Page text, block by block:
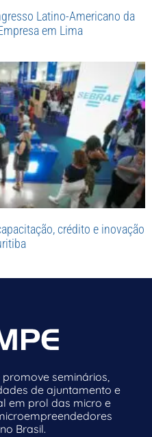
Latino-Americano da
em Lima
crédito e inovação
promove seminários,
de ajuntamento e
em prol das micro e
Brasil.